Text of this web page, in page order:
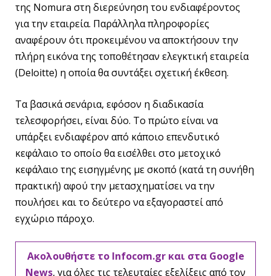
της Nomura στη διερεύνηση του ενδιαφέροντος
για την εταιρεία. Παράλληλα πληροφορίες
αναφέρουν ότι προκειμένου να αποκτήσουν την
πλήρη εικόνα της τοποθέτησαν ελεγκτική εταιρεία
(Deloitte) η οποία θα συντάξει σχετική έκθεση.
Τα βασικά σενάρια, εφόσον η διαδικασία
τελεσφορήσει, είναι δύο. Το πρώτο είναι να
υπάρξει ενδιαφέρον από κάποιο επενδυτικό
κεφάλαιο το οποίο θα εισέλθει στο μετοχικό
κεφάλαιο της εισηγμένης με σκοπό (κατά τη συνήθη
πρακτική) αφού την μετασχηματίσει να την
πουλήσει και το δεύτερο να εξαγοραστεί από
εγχώριο πάροχο.
Ακολουθήστε το Infocom.gr και στα Google
News, για όλες τις τελευταίες εξελίξεις από τον